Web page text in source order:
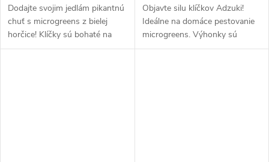
Dodajte svojim jedlám pikantnú
chuť s microgreens z bielej
horčice! Klíčky sú bohaté na
uhľohydráty, vitamíny (A, B, C,
Objavte silu klíčkov Adzuki!
Ideálne na domáce pestovanie
microgreens. Výhonky sú
nabité ľahko stráviteľnými